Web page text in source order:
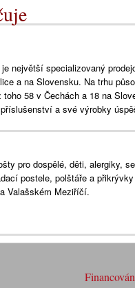
největší specializovaný
a na Slovensku. Na trhu
toho 58 v Čechách a 18 na
a své výrobky
pro dospělé, děti, alergiky,
postele, polštáře a
Valašském Meziříčí.